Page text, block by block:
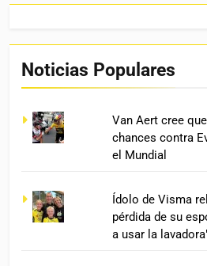
Noticias Populares
Van Aert cree
chances contra
el Mundial
Ídolo de Visma
pérdida de su
a usar la